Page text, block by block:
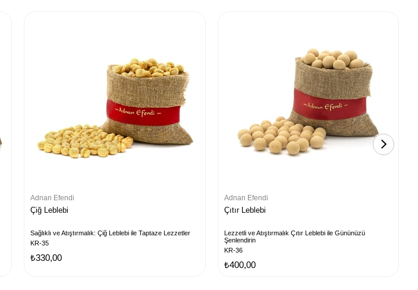
Adnan Efendi
Çiğ Leblebi
Sağlıklı ve Atıştırmalık: Çiğ Leblebi ile Taptaze Lezzetler
KR-35
₺330,00
Adnan Efendi
Çıtır Leblebi
Lezzetli ve Atıştırmalık Çıtır Leblebi ile Gününüzü
Şenlendirin
KR-36
₺400,00